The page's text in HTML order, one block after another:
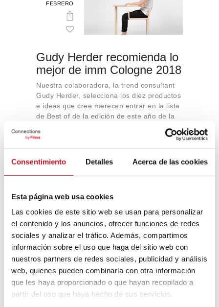
Consentimiento Detalles Acerca de las cookies
Esta página web usa cookies
Las cookies de este sitio web se usan para personalizar
el contenido y los anuncios, ofrecer funciones de redes
sociales y analizar el tráfico. Además, compartimos
información sobre el uso que haga del sitio web con
nuestros partners de redes sociales, publicidad y análisis
web, quienes pueden combinarla con otra información
que les haya proporcionado o que hayan recopilado a
partir del uso que haya hecho de sus servicios.
FEBRERO
Gudy Herder recomienda lo
mejor de imm Cologne 2018
Nuestra colaboradora, la trend consultant
Gudy Herder, selecciona los diez productos
e ideas que cree merecen entrar en la lista
de Best of de la edición de este año de la
feria internacional del mueble imm Colonia.
Das Haus de…
24
Ultraviolet, color Pantone of
the year 2018, por Gudy
Herder
Nuestra firma invitada Gudy Herder analiza